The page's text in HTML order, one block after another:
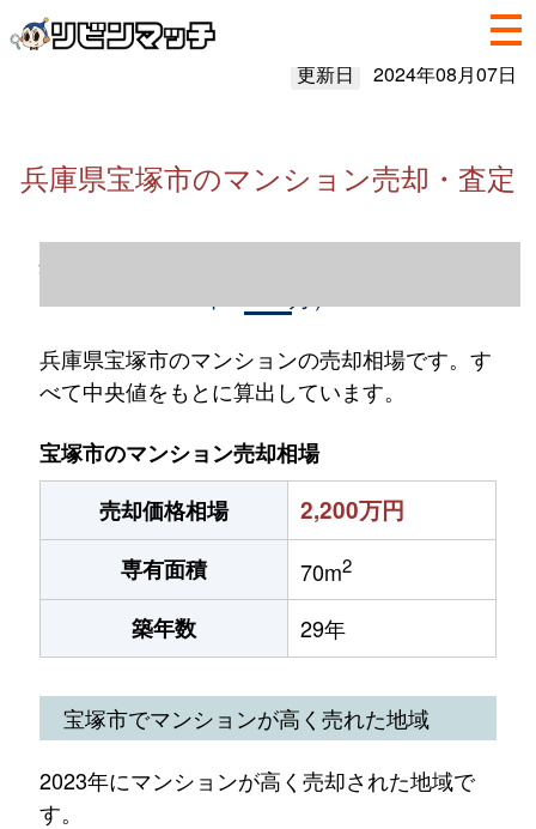
更新日 2024年08月07日
兵庫県宝塚市のマンション売却・査定
兵庫県宝塚市のマンション売却情報（2023
兵庫県宝塚市のマンションの売却相場です。す
べて中央値をもとに算出しています。
宝塚市のマンション売却相場
売却価格相場
2,200万円
専有面積 70m2
築年数 29年
宝塚市でマンションが高く売れた地域
2023年にマンションが高く売却された地域で
す。